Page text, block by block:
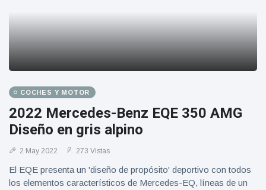
COCHES Y MOTOR
2022 Mercedes-Benz EQE 350 AMG
Diseño en gris alpino
2 May 2022 273 Vistas
El EQE presenta un 'diseño de propósito' deportivo con todos
los elementos característicos de Mercedes-EQ, líneas de un